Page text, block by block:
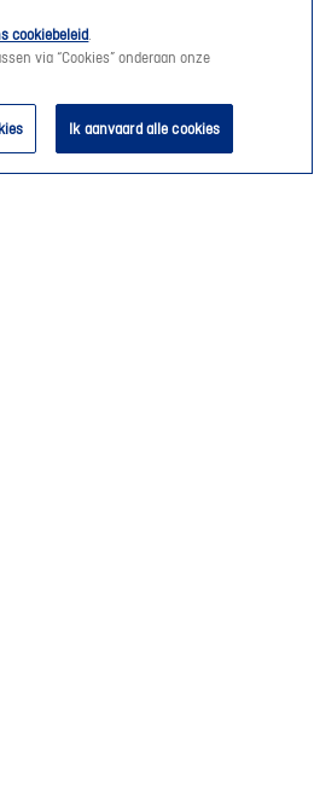
de nieuwsbrief, net als
dan contact op met je
vraag om je aan te melden
cookiebeleid.
via “Cookies” onderaan onze
Ik aanvaard alle cookies